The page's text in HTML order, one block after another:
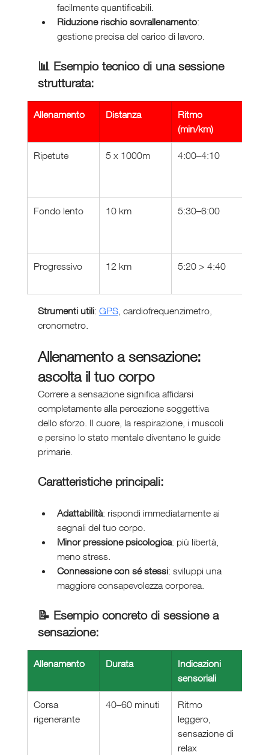
facilmente quantificabili.
Riduzione rischio sovrallenamento:
gestione precisa del carico di lavoro.
📊 Esempio tecnico di una sessione
strutturata:
Allenamento Distanza
Ritmo
(min/km)
Ripetute 5 x 1000m 4:00–4:10
Fondo lento 10 km 5:30–6:00
Progressivo 12 km 5:20 > 4:40
Strumenti utili: GPS, cardiofrequenzimetro,
cronometro.
Allenamento a sensazione:
ascolta il tuo corpo
Correre a sensazione significa affidarsi
completamente alla percezione soggettiva
dello sforzo. Il cuore, la respirazione, i muscoli
e persino lo stato mentale diventano le guide
primarie.
Caratteristiche principali:
Adattabilità: rispondi immediatamente ai
segnali del tuo corpo.
Minor pressione psicologica: più libertà,
meno stress.
Connessione con sé stessi: sviluppi una
maggiore consapevolezza corporea.
📝 Esempio concreto di sessione a
sensazione:
Allenamento Durata
Indicazioni
sensoriali
Corsa
rigenerante
40–60 minuti
Ritmo
leggero,
sensazione di
relax